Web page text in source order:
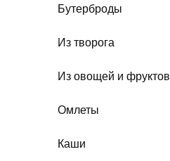
Бутерброды
Из творога
Из овощей и фруктов
Омлеты
Каши